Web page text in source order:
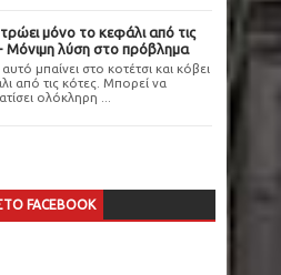
μόνο το κεφάλι από τις
Μόνιμη λύση στο πρόβλημα
μπαίνει στο κοτέτσι και κόβει
από τις κότες. Μπορεί να
ολόκληρη ...
FACEBOOK